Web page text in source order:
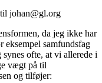
johan@gl.org
da jeg ikke har
eksempel samfundsfag
ofte, at vi allerede i
vægt på til
og tilføjer: